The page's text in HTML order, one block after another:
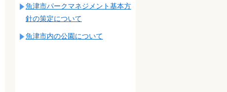
魚津市パークマネジメント基本方
針の策定について
魚津市内の公園について